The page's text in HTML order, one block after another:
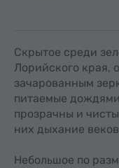
Скрытое среди
Лорийского края,
зачарованным
питаемые
прозрачны и
них дыхание
Небольшое по